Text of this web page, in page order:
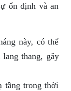
ổn định và an
này, có thể
thang, gây
tầng trong thời